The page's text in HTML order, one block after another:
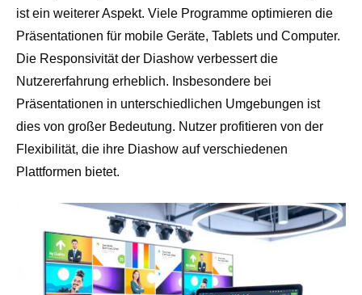
ist ein weiterer Aspekt. Viele Programme optimieren die
Präsentationen für mobile Geräte, Tablets und Computer.
Die Responsivität der Diashow verbessert die
Nutzererfahrung erheblich. Insbesondere bei
Präsentationen in unterschiedlichen Umgebungen ist
dies von großer Bedeutung. Nutzer profitieren von der
Flexibilität, die ihre Diashow auf verschiedenen
Plattformen bietet.